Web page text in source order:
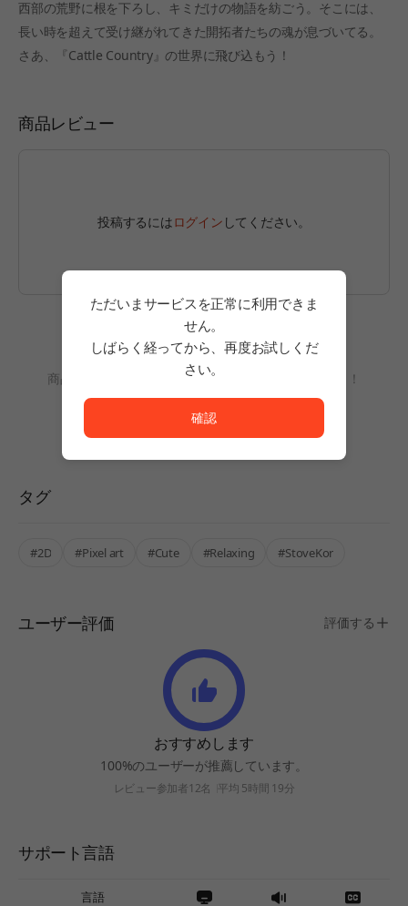
西部の荒野に根を下ろし、キミだけの物語を紡ごう。そこには、
長い時を超えて受け継がれてきた開拓者たちの魂が息づいてる。
さあ、『Cattle Country』の世界に飛び込もう！
商品レビュー
投稿するにはログイン してください。
レビューがまだありません。
商品を利用して、最初のレビューを書いてみましょう！
タグ
#2D #Pixel art #Cute #Relaxing #StoveKor
ユーザー評価 評価する
おすすめします
100%のユーザーが推薦しています。
レビュー参加者12名 平均 5時間 19分
サポート言語
言語
ただいまサービスを正常に利用できま
せん。
しばらく経ってから、再度お試しくだ
さい。
ただいまサービスを正常に利用できません。<br/>
確認